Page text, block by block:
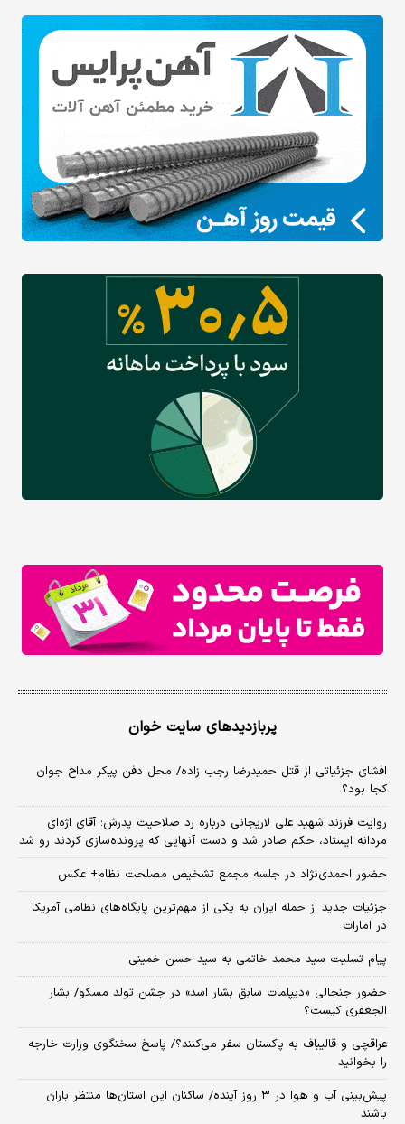
پربازدیدهای سایت خوان
افشای جزئیاتی از قتل حمیدرضا رجب زاده/ محل دفن پیکر مداح جوان
کجا بود؟
روایت فرزند شهید علی لاریجانی درباره رد صلاحیت پدرش؛ آقای اژه‌ای
مردانه ایستاد، حکم صادر شد و دست آنهایی که پرونده‌سازی کردند رو شد
حضور احمدی‌نژاد در جلسه مجمع تشخیص مصلحت نظام+ عکس
جزئیات جدید از حمله ایران به یکی از مهم‌ترین پایگاه‌های نظامی آمریکا
در امارات
پیام تسلیت سید محمد خاتمی به سید حسن خمینی
حضور جنجالی «دیپلمات سابق بشار اسد» در جشن تولد مسکو/ بشار
الجعفری کیست؟
عراقچی و قالیباف به پاکستان سفر می‌کنند؟/ پاسخ سخنگوی وزارت خارجه
را بخوانید
پیش‌بینی آب و هوا در ۳ روز آینده/ ساکنان این استان‌ها منتظر باران
باشند